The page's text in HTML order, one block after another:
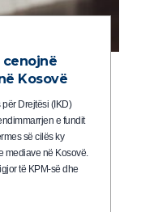
cenojnë
Kosovë
për Drejtësi (IKD)
e fundit
së cilës ky
mediave në Kosovë.
të KPM-së dhe